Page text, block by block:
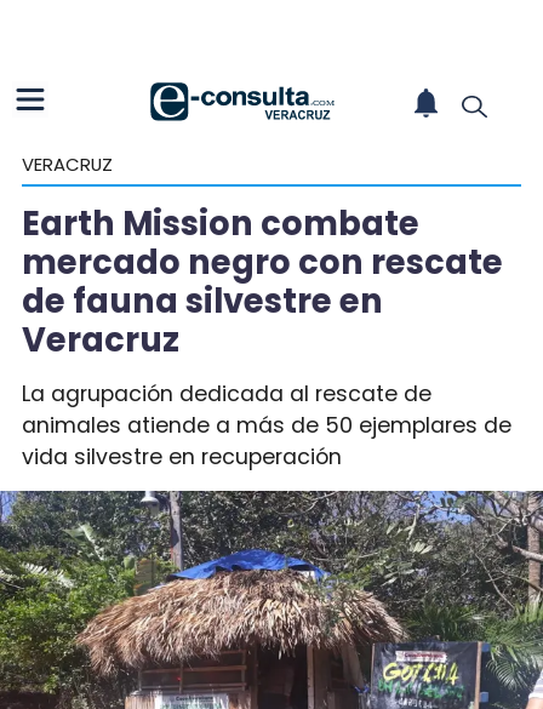
VERACRUZ
Earth Mission combate
mercado negro con rescate
de fauna silvestre en
Veracruz
La agrupación dedicada al rescate de
animales atiende a más de 50 ejemplares de
vida silvestre en recuperación